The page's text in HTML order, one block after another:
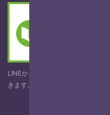
LINEからも大正大学の資料を請求
きます。お気軽にお申し込みくだ